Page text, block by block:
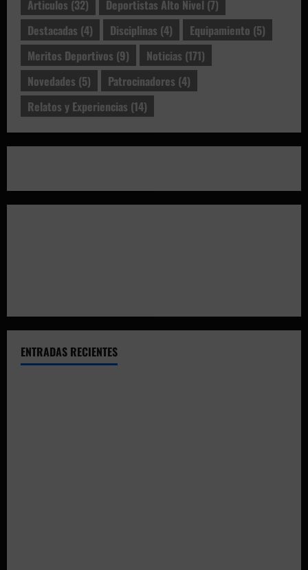
Articulos (32) Deportistas Alto Nivel (7)
Destacadas (4) Disciplinas (4) Equipamiento (5)
Meritos Deportivos (9) Noticias (171)
Novedades (5) Patrocinadores (4)
Relatos y Experiencias (14)
ENTRADAS RECIENTES